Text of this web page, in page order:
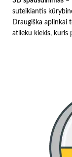
suteikiantis
Draugiška aplinkai
atlieku kiekis, kuris